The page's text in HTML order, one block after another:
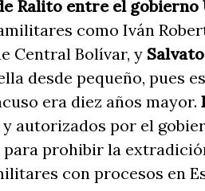
Ralito entre el gobierno
como Iván
Central Bolívar, y
desde pequeño, pues
era diez años mayor.
y autorizados por el
prohibir la
con procesos en